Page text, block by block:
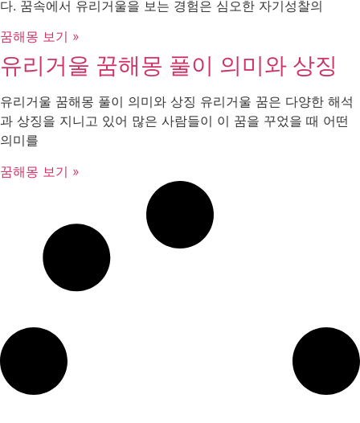
다. 꿈속에서 유리거울을 보는 경험은 심오한 자기성찰의
꿈해몽 보기 »
유리거울 꿈해몽 풀이 의미와 상징
유리거울 꿈해몽 풀이 의미와 상징 유리거울 꿈은 다양한 해석
과 상징을 지니고 있어 많은 사람들이 이 꿈을 꾸었을 때 어떤
의미를
꿈해몽 보기 »